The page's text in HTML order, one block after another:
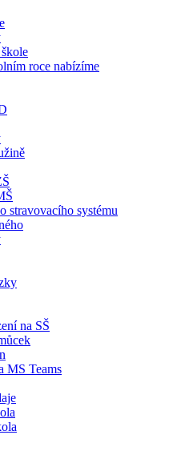
roce nabízíme
stravovacího systému
na SŠ
MS Teams